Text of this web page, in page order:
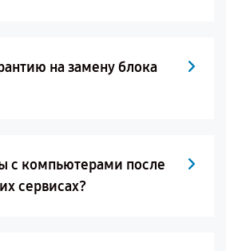
на замену блока
с компьютерами после
сервисах?